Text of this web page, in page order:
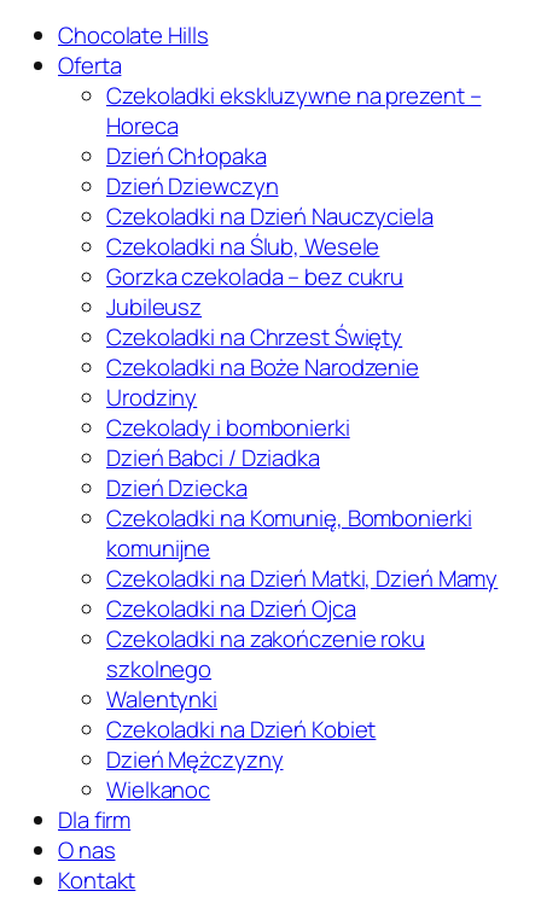
Chocolate Hills
Oferta
Czekoladki ekskluzywne na prezent –
Horeca
Dzień Chłopaka
Dzień Dziewczyn
Czekoladki na Dzień Nauczyciela
Czekoladki na Ślub, Wesele
Gorzka czekolada – bez cukru
Jubileusz
Czekoladki na Chrzest Święty
Czekoladki na Boże Narodzenie
Urodziny
Czekolady i bombonierki
Dzień Babci / Dziadka
Dzień Dziecka
Czekoladki na Komunię, Bombonierki
komunijne
Czekoladki na Dzień Matki, Dzień Mamy
Czekoladki na Dzień Ojca
Czekoladki na zakończenie roku
szkolnego
Walentynki
Czekoladki na Dzień Kobiet
Dzień Mężczyzny
Wielkanoc
Dla firm
O nas
Kontakt